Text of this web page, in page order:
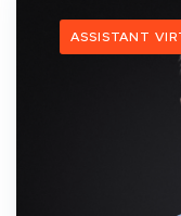
ASSISTANT